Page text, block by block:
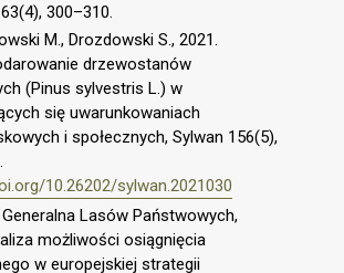
300–310.
M., Drozdowski S., 2021.
drzewostanów
(Pinus sylvestris L.) w
się uwarunkowaniach
i społecznych, Sylwan 156(5),
10.26202/sylwan.2021030
Lasów Państwowych,
możliwości osiągnięcia
w europejskiej strategii